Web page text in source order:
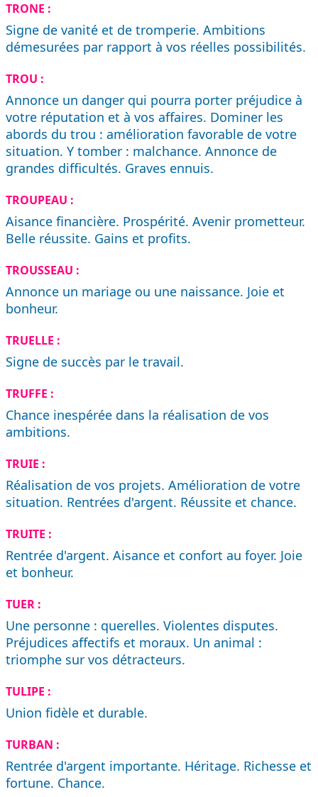
TRONE :
Signe de vanité et de tromperie. Ambitions
démesurées par rapport à vos réelles possibilités.
TROU :
Annonce un danger qui pourra porter préjudice à
votre réputation et à vos affaires. Dominer les
abords du trou : amélioration favorable de votre
situation. Y tomber : malchance. Annonce de
grandes difficultés. Graves ennuis.
TROUPEAU :
Aisance financière. Prospérité. Avenir prometteur.
Belle réussite. Gains et profits.
TROUSSEAU :
Annonce un mariage ou une naissance. Joie et
bonheur.
TRUELLE :
Signe de succès par le travail.
TRUFFE :
Chance inespérée dans la réalisation de vos
ambitions.
TRUIE :
Réalisation de vos projets. Amélioration de votre
situation. Rentrées d'argent. Réussite et chance.
TRUITE :
Rentrée d'argent. Aisance et confort au foyer. Joie
et bonheur.
TUER :
Une personne : querelles. Violentes disputes.
Préjudices affectifs et moraux. Un animal :
triomphe sur vos détracteurs.
TULIPE :
Union fidèle et durable.
TURBAN :
Rentrée d'argent importante. Héritage. Richesse et
fortune. Chance.